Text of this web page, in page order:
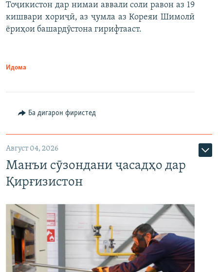
Тоҷикистон дар нимаи аввали соли равон аз 19
кишвари хориҷӣ, аз ҷумла аз Кореяи Шимолӣ
ёриҳои башардӯстона гирифтааст.
Идома
Ба дигарон фиристед
Август 04, 2026
Манъи сӯзондани ҷасадҳо дар
Қирғизистон